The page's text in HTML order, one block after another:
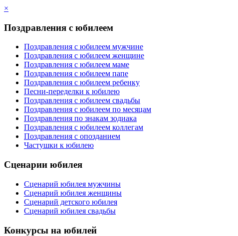
×
Поздравления с юбилеем
Поздравления с юбилеем мужчине
Поздравления с юбилеем женщине
Поздравления с юбилеем маме
Поздравления с юбилеем папе
Поздравления с юбилеем ребенку
Песни-переделки к юбилею
Поздравления с юбилеем свадьбы
Поздравления с юбилеем по месяцам
Поздравления по знакам зодиака
Поздравления с юбилеем коллегам
Поздравления с опозданием
Частушки к юбилею
Сценарии юбилея
Сценарий юбилея мужчины
Сценарий юбилея женщины
Сценарий детского юбилея
Сценарий юбилея свадьбы
Конкурсы на юбилей